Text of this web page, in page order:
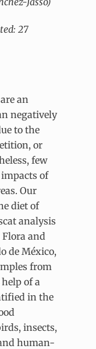
27
an
negatively
to the
or
few
impacts of
Our
diet of
analysis
and
de México,
from
of a
in the
insects,
human-